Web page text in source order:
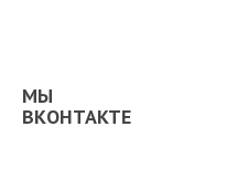
МЫ
ВКОНТАКТЕ